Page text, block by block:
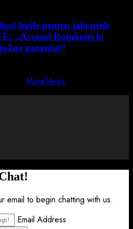
legile pentru jaloanele
„Accesul României la
garantat”
MoreNews
email to begin chatting with us.
Email Address